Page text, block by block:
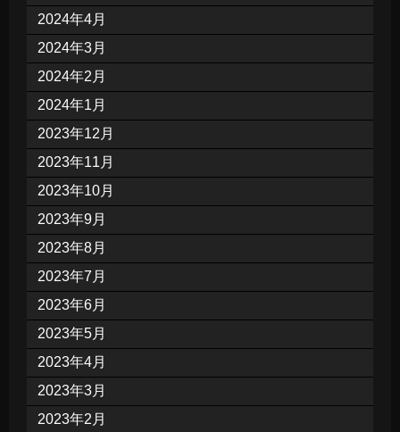
2024年4月
2024年3月
2024年2月
2024年1月
2023年12月
2023年11月
2023年10月
2023年9月
2023年8月
2023年7月
2023年6月
2023年5月
2023年4月
2023年3月
2023年2月